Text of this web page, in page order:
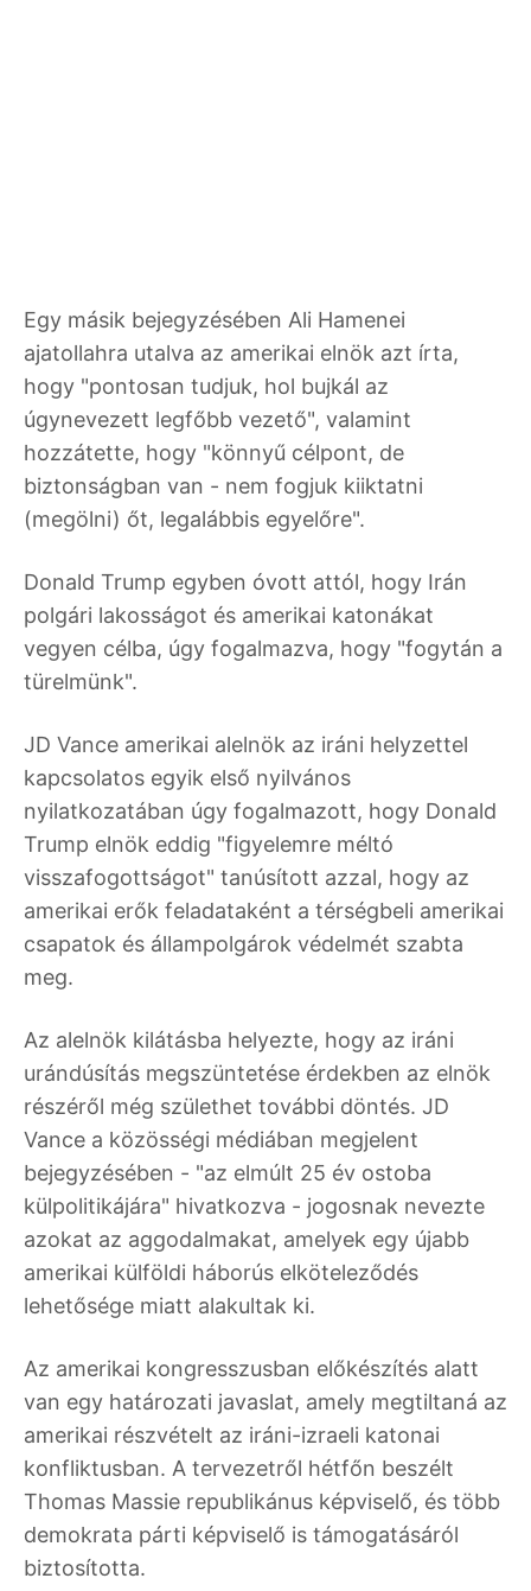
Egy másik bejegyzésében Ali Hamenei
ajatollahra utalva az amerikai elnök azt írta,
hogy "pontosan tudjuk, hol bujkál az
úgynevezett legfőbb vezető", valamint
hozzátette, hogy "könnyű célpont, de
biztonságban van - nem fogjuk kiiktatni
(megölni) őt, legalábbis egyelőre".
Donald Trump egyben óvott attól, hogy Irán
polgári lakosságot és amerikai katonákat
vegyen célba, úgy fogalmazva, hogy "fogytán a
türelmünk".
JD Vance amerikai alelnök az iráni helyzettel
kapcsolatos egyik első nyilvános
nyilatkozatában úgy fogalmazott, hogy Donald
Trump elnök eddig "figyelemre méltó
visszafogottságot" tanúsított azzal, hogy az
amerikai erők feladataként a térségbeli amerikai
csapatok és állampolgárok védelmét szabta
meg.
Az alelnök kilátásba helyezte, hogy az iráni
urándúsítás megszüntetése érdekben az elnök
részéről még születhet további döntés. JD
Vance a közösségi médiában megjelent
bejegyzésében - "az elmúlt 25 év ostoba
külpolitikájára" hivatkozva - jogosnak nevezte
azokat az aggodalmakat, amelyek egy újabb
amerikai külföldi háborús elköteleződés
lehetősége miatt alakultak ki.
Az amerikai kongresszusban előkészítés alatt
van egy határozati javaslat, amely megtiltaná az
amerikai részvételt az iráni-izraeli katonai
konfliktusban. A tervezetről hétfőn beszélt
Thomas Massie republikánus képviselő, és több
demokrata párti képviselő is támogatásáról
biztosította.